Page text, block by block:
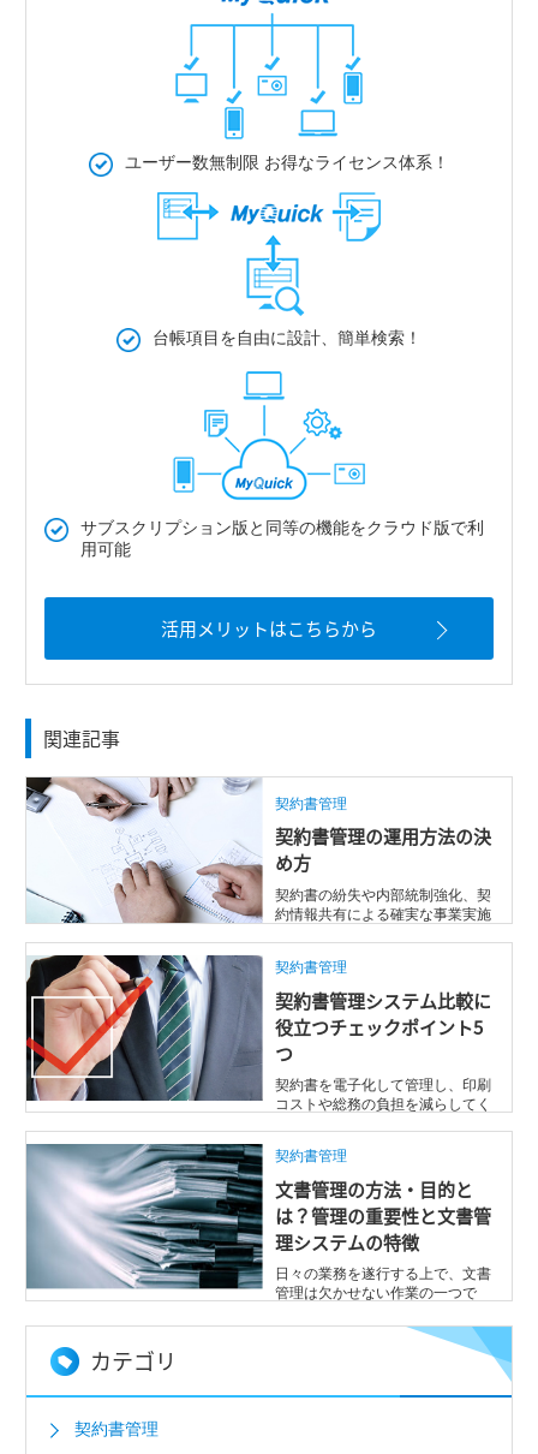
ユーザー数無制限 お得なライセンス体系！
台帳項目を自由に設計、簡単検索！
サブスクリプション版と同等の機能をクラウド版で利
用可能
活用メリットはこちらから
関連記事
契約書管理
契約書管理の運用方法の決
め方
契約書の紛失や内部統制強化、契
約情報共有による確実な事業実施
契約書管理
契約書管理システム比較に
役立つチェックポイント5
つ
契約書を電子化して管理し、印刷
コストや総務の負担を減らしてく
契約書管理
文書管理の方法・目的と
は？管理の重要性と文書管
理システムの特徴
日々の業務を遂行する上で、文書
管理は欠かせない作業の一つで
すぐに分から ...
カテゴリ
契約書管理